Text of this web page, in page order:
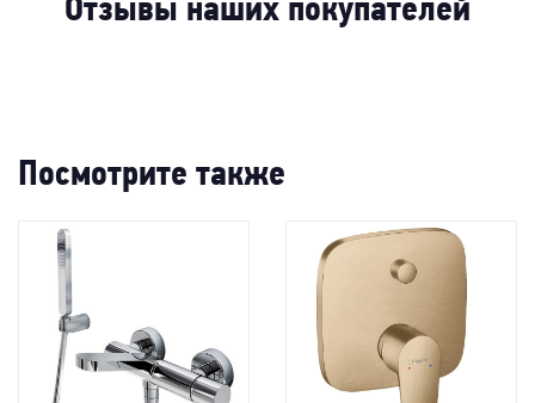
Отзывы наших покупателей
Посмотрите также